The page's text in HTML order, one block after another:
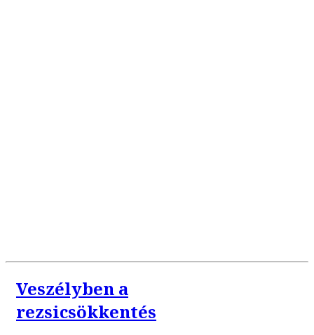
Veszélyben a
rezsicsökkentés